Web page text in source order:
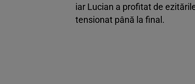
iar Lucian a profitat de
tensionat până la final.